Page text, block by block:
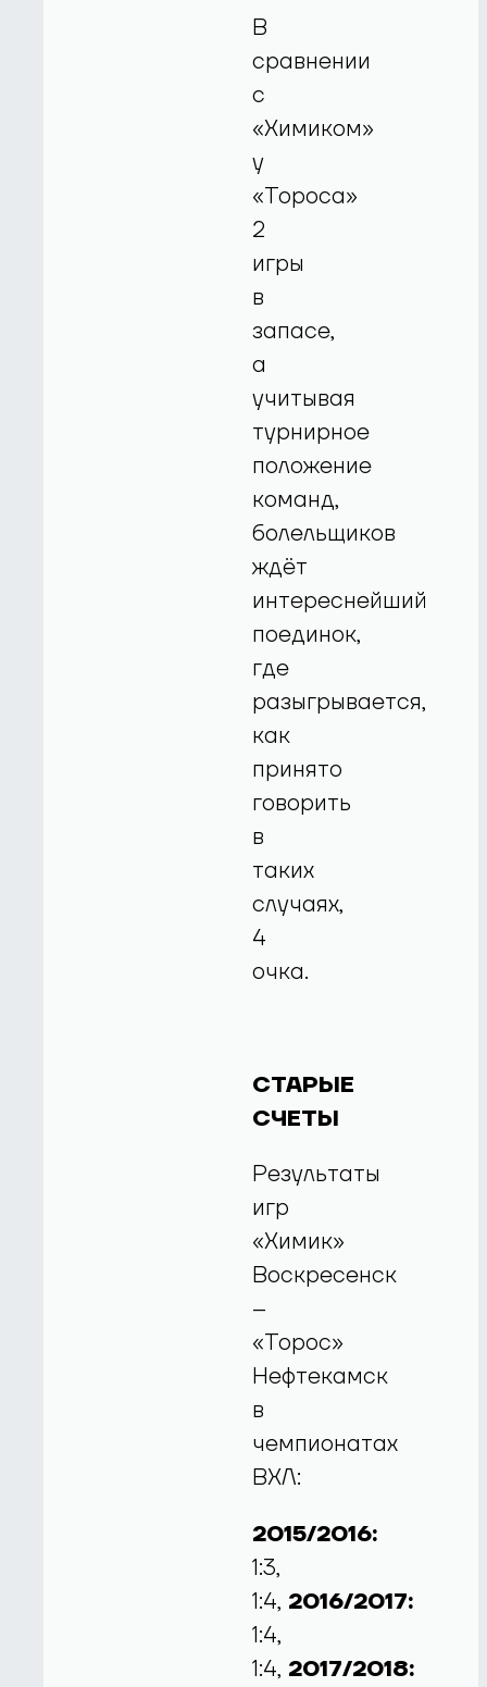
В
сравнении
с
«Химиком»
у
«Тороса»
2
игры
в
запасе,
а
учитывая
турнирное
положение
команд,
болельщиков
ждёт
интереснейший
поединок,
где
разыгрывается,
как
принято
говорить
в
таких
случаях,
4
очка.
СТАРЫЕ
СЧЕТЫ
Результаты
игр
«Химик»
Воскресенск
–
«Торос»
Нефтекамск
в
чемпионатах
ВХЛ:
2015/2016:
1:3,
1:4, 2016/2017:
1:4,
1:4, 2017/2018: